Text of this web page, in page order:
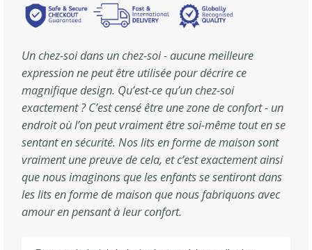
Un chez-soi dans un chez-soi - aucune meilleure
expression ne peut être utilisée pour décrire ce
magnifique design. Qu’est-ce qu’un chez-soi
exactement ? C’est censé être une zone de confort - un
endroit où l’on peut vraiment être soi-même tout en se
sentant en sécurité. Nos lits en forme de maison sont
vraiment une preuve de cela, et c’est exactement ainsi
que nous imaginons que les enfants se sentiront dans
les lits en forme de maison que nous fabriquons avec
amour en pensant à leur confort.